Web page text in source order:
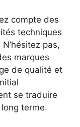
compte des
techniques
pas,
marques
de qualité et
se traduire
terme.